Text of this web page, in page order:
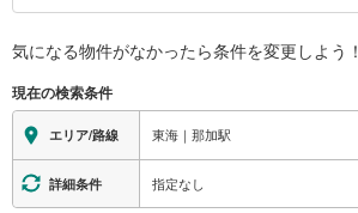
※段差なしでの移動経路
地上⇔ホーム：
駅舎側のホーム：○
駅舎と反対側のホーム：×
スロープ
・駅舎⇔地上
気になる物件がなかったら条件を変更しよう！
現在の検索条件
エリア/路線 東海｜那加駅
詳細条件 指定なし